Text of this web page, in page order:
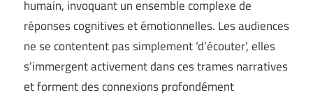
humain, invoquant un ensemble complexe de
réponses cognitives et émotionnelles. Les audiences
ne se contentent pas simplement ‘d’écouter’, elles
s’immergent activement dans ces trames narratives
et forment des connexions profondément